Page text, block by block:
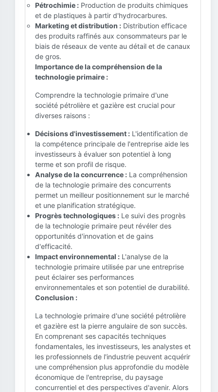
Pétrochimie : Production de produits chimiques
et de plastiques à partir d'hydrocarbures.
Marketing et distribution : Distribution efficace
des produits raffinés aux consommateurs par le
biais de réseaux de vente au détail et de canaux
de gros.
Importance de la compréhension de la
technologie primaire :
Comprendre la technologie primaire d'une
société pétrolière et gazière est crucial pour
diverses raisons :
Décisions d'investissement : L'identification de
la compétence principale de l'entreprise aide les
investisseurs à évaluer son potentiel à long
terme et son profil de risque.
Analyse de la concurrence : La compréhension
de la technologie primaire des concurrents
permet un meilleur positionnement sur le marché
et une planification stratégique.
Progrès technologiques : Le suivi des progrès
de la technologie primaire peut révéler des
opportunités d'innovation et de gains
d'efficacité.
Impact environnemental : L'analyse de la
technologie primaire utilisée par une entreprise
peut éclairer ses performances
environnementales et son potentiel de durabilité.
Conclusion :
La technologie primaire d'une société pétrolière
et gazière est la pierre angulaire de son succès.
En comprenant ses capacités techniques
fondamentales, les investisseurs, les analystes et
les professionnels de l'industrie peuvent acquérir
une compréhension plus approfondie du modèle
économique de l'entreprise, du paysage
concurrentiel et des perspectives d'avenir. Alors